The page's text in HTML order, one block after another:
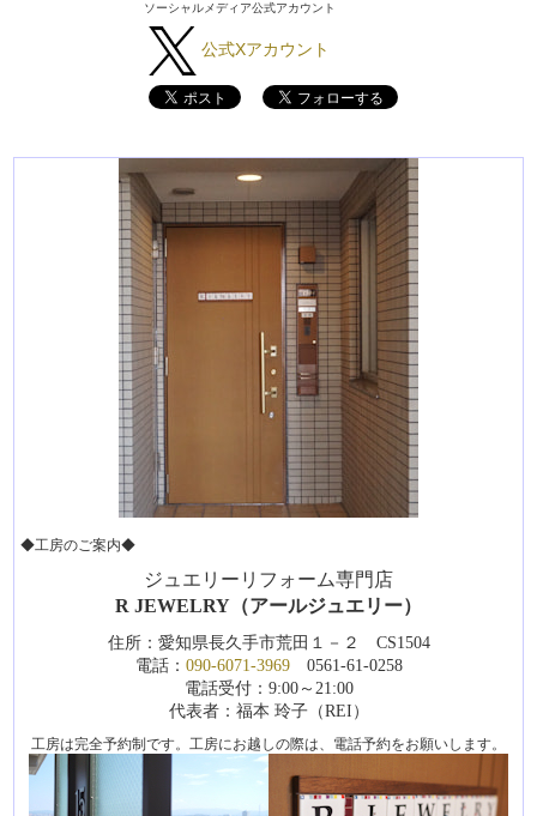
ソーシャルメディア公式アカウント
公式Xアカウント
◆工房のご案内◆
ジュエリーリフォーム専門店
R JEWELRY（アールジュエリー）
住所：愛知県長久手市荒田１－２ CS1504
電話： 090-6071-39690561-61-0258
電話受付：9:00～21:00
代表者：福本 玲子（REI）
工房は完全予約制です。工房にお越しの際は、電話予約をお願いします。